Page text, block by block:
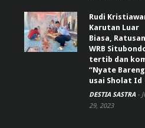
Rudi
Karutan Luar
Biasa, Ratusan
WRB
tertib dan
“Nyate
usai Sholat Id
DESTIA SASTRA -
29, 2023